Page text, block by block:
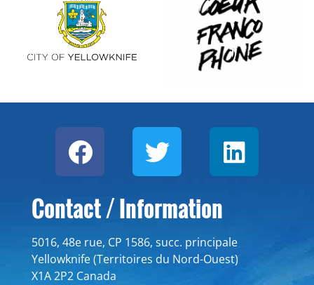
Contact / Information
5016, 48e rue, CP 1586, succ. principale
Yellowknife (Territoires du Nord-Ouest)
X1A 2P2 Canada